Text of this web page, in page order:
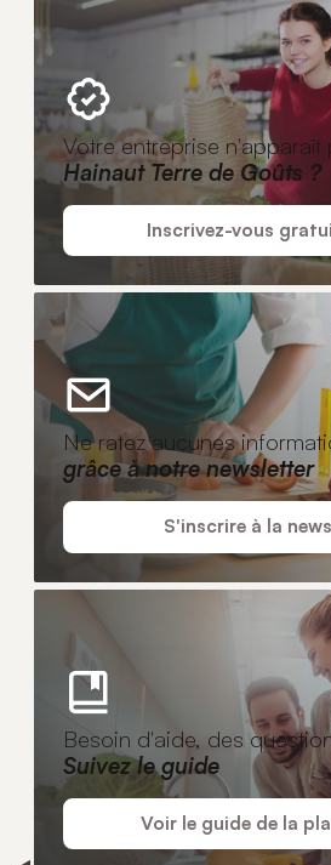
Votre entreprise n'apparaît
Hainaut Terre de Goûts ?
Inscrivez-vous
Ne ratez aucunes
grâce à notre newsletter
S'inscrire à la
Besoin d'aide, des
Suivez le guide
Voir le guide de la